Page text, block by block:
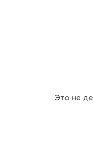
Это не